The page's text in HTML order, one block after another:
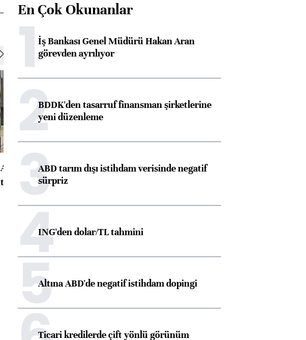
ABD'de konut başlangıçları
toparlandı
konusunda Unicredit ile
görüşmelere hazırlanıyor
En Çok Okunanlar
1İş Bankası Genel Müdürü Hakan Aran
görevden ayrılıyor
2BDDK'den tasarruf finansman şirketlerine
yeni düzenleme
3ABD tarım dışı istihdam verisinde negatif
sürpriz
4ING'den dolar/TL tahmini
5Altına ABD'de negatif istihdam dopingi
Ticari kredilerde çift yönlü görünüm